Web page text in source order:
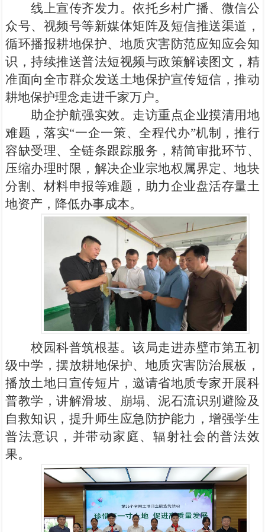
线上宣传齐发力。依托乡村广播、微信公
众号、视频号等新媒体矩阵及短信推送渠道，
循环播报耕地保护、地质灾害防范应知应会知
识，持续推送普法短视频与政策解读图文，精
准面向全市群众发送土地保护宣传短信，推动
耕地保护理念走进千家万户。
助企护航强实效。走访重点企业摸清用地
难题，落实“一企一策、全程代办”机制，推行
容缺受理、全链条跟踪服务，精简审批环节、
压缩办理时限，解决企业宗地权属界定、地块
分割、材料申报等难题，助力企业盘活存量土
地资产，降低办事成本。
校园科普筑根基。该局走进赤壁市第五初
级中学，摆放耕地保护、地质灾害防治展板，
播放土地日宣传短片，邀请省地质专家开展科
普教学，讲解滑坡、崩塌、泥石流识别避险及
自救知识，提升师生应急防护能力，增强学生
普法意识，并带动家庭、辐射社会的普法效
果。